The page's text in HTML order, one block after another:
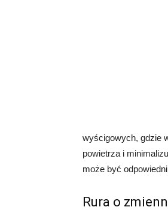
wyścigowych, gdzie
powietrza i
może być
Rura o